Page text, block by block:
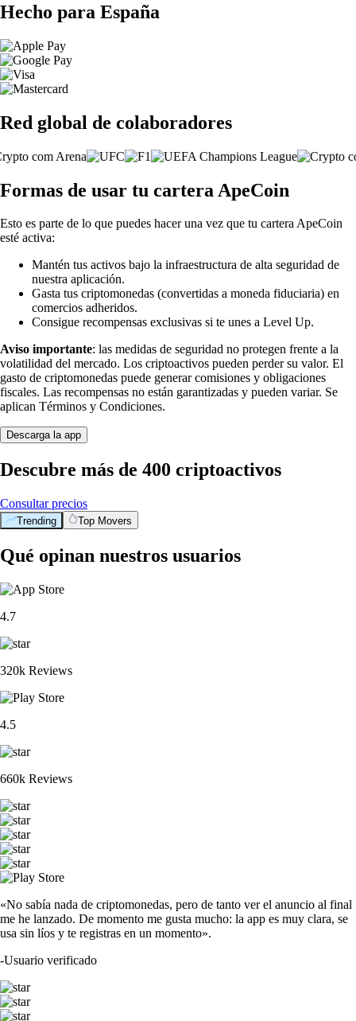
Hecho para España
Red global de colaboradores
Formas de usar tu cartera ApeCoin
Esto es parte de lo que puedes hacer una vez que tu cartera ApeCoin
esté activa:
Mantén tus activos bajo la infraestructura de alta seguridad de
nuestra aplicación.
Gasta tus criptomonedas (convertidas a moneda fiduciaria) en
comercios adheridos.
Consigue recompensas exclusivas si te unes a Level Up.
Aviso importante: las medidas de seguridad no protegen frente a la
volatilidad del mercado. Los criptoactivos pueden perder su valor. El
gasto de criptomonedas puede generar comisiones y obligaciones
fiscales. Las recompensas no están garantizadas y pueden variar. Se
aplican Términos y Condiciones.
Descarga la app
Descubre más de 400 criptoactivos
Consultar precios
Trending Top Movers
Qué opinan nuestros usuarios
4.7
320k Reviews
4.5
660k Reviews
«No sabía nada de criptomonedas, pero de tanto ver el anuncio al final
me he lanzado. De momento me gusta mucho: la app es muy clara, se
usa sin líos y te registras en un momento».
-Usuario verificado